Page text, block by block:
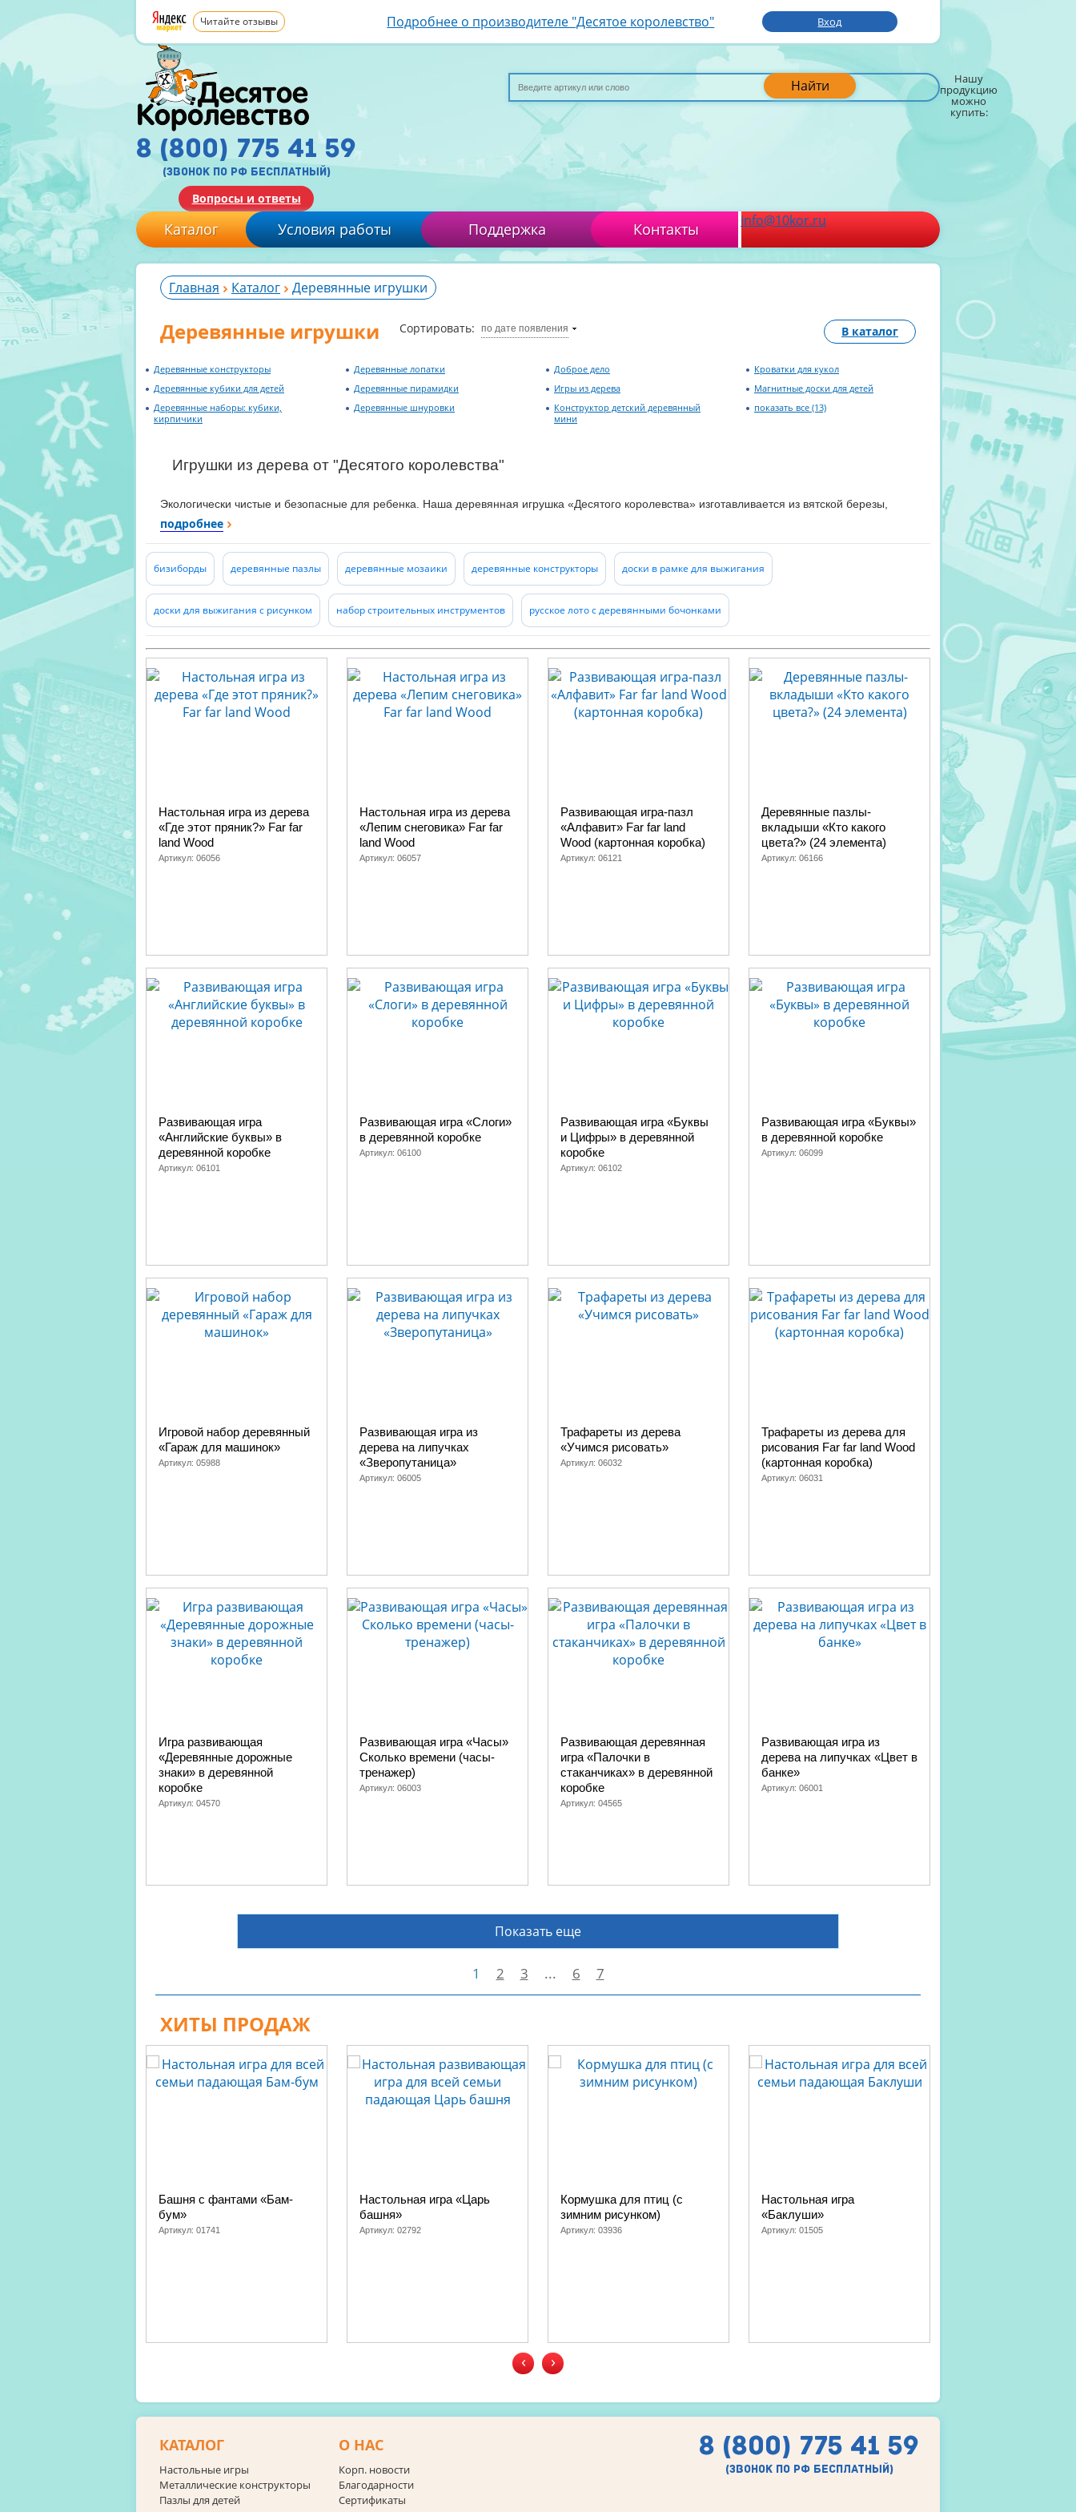
Читайте отзывы Подробнее о производителе "Десятое королевство" Вход
Найти Нашу
продукцию
можно
купить:
8 (800) 775 41 59
(звонок по рф бесплатный)
Вопросы и ответы
Каталог Условия работы Поддержка Контакты info@10kor.ru
Главная Каталог Деревянные игрушки
Деревянные игрушки Сортировать: по дате появления В каталог
Деревянные конструкторы
Деревянные кубики для детей
Деревянные наборы: кубики,
кирпичики
Деревянные лопатки
Деревянные пирамидки
Деревянные шнуровки
Доброе дело
Игры из дерева
Конструктор детский деревянный
мини
Кроватки для кукол
Магнитные доски для детей
показать все (13)
Игрушки из дерева от "Десятого королевства"
Экологически чистые и безопасные для ребенка. Наша деревянная игрушка «Десятого королевства» изготавливается из вятской березы,
красится только специальными водными лаками и красителями, не выделяет фенолов и формальдегидов. Во многих игрушках края и углы
международных выставках и конкурсах.
подробнее
бизиборды деревянные пазлы деревянные мозаики деревянные конструкторы доски в рамке для выжигания
доски для выжигания с рисунком набор строительных инструментов русское лото с деревянными бочонками
Настольная игра из дерева
«Где этот пряник?» Far far
land Wood
Артикул: 06056
Настольная игра из дерева
«Лепим снеговика» Far far
land Wood
Артикул: 06057
Развивающая игра-пазл
«Алфавит» Far far land
Wood (картонная коробка)
Артикул: 06121
Деревянные пазлы-
вкладыши «Кто какого
цвета?» (24 элемента)
Артикул: 06166
Развивающая игра
«Английские буквы» в
деревянной коробке
Артикул: 06101
Развивающая игра «Слоги»
в деревянной коробке
Артикул: 06100
Развивающая игра «Буквы
и Цифры» в деревянной
коробке
Артикул: 06102
Развивающая игра «Буквы»
в деревянной коробке
Артикул: 06099
Игровой набор деревянный
«Гараж для машинок»
Артикул: 05988
Развивающая игра из
дерева на липучках
«Зверопутаница»
Артикул: 06005
Трафареты из дерева
«Учимся рисовать»
Артикул: 06032
Трафареты из дерева для
рисования Far far land Wood
(картонная коробка)
Артикул: 06031
Игра развивающая
«Деревянные дорожные
знаки» в деревянной
коробке
Артикул: 04570
Развивающая игра «Часы»
Сколько времени (часы-
тренажер)
Артикул: 06003
Развивающая деревянная
игра «Палочки в
стаканчиках» в деревянной
коробке
Артикул: 04565
Развивающая игра из
дерева на липучках «Цвет в
банке»
Артикул: 06001
Показать еще
1 2 3 ... 6 7
ХИТЫ ПРОДАЖ
Башня с фантами «Бам-
бум»
Артикул: 01741
Настольная игра «Царь
башня»
Артикул: 02792
Кормушка для птиц (с
зимним рисунком)
Артикул: 03936
Настольная игра
«Баклуши»
Артикул: 01505
‹ ›
КАТАЛОГ
Настольные игры
Металлические конструкторы
Пазлы для детей
О НАС
Корп. новости
Благодарности
Сертификаты
8 (800) 775 41 59
(звонок по рф бесплатный)